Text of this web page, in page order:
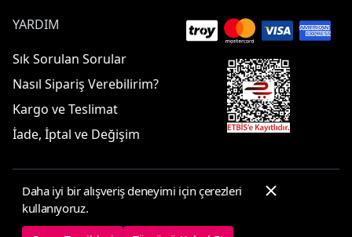
YARDIM
Sık Sorulan Sorular
Nasıl Sipariş Verebilirim?
Kargo ve Teslimat
İade, İptal ve Değişim
© 2025 ElbiseBul -
Çerez Tercihleri Çerez Politikası
Daha iyi bir alışveriş deneyimi için çerezleri
kullanıyoruz.